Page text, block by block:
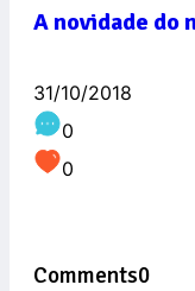
A novidade do
31/10/2018
0
0
Comments0